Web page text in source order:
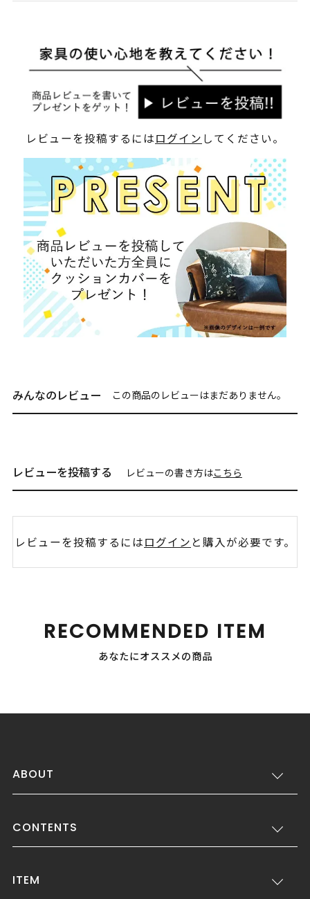
レビューを投稿するにはログイン してください。
みんなのレビュー この商品のレビューはまだありません。
レビューを投稿する レビューの書き方はこちら
レビューを投稿するにはログイン と購入が必要です。
RECOMMENDED ITEM
あなたにオススメの商品
ABOUT
CONTENTS
ITEM